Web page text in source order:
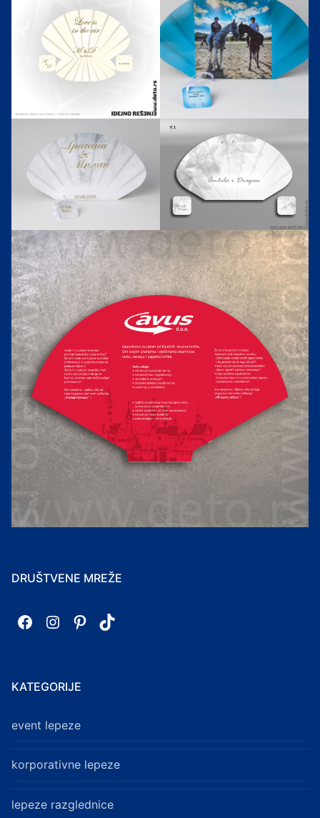
DRUŠTVENE MREŽE
Facebook
Instagram
Pinterest
TikTok
KATEGORIJE
event lepeze
korporativne lepeze
lepeze razglednice